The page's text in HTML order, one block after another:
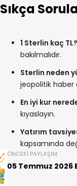
Sıkça
1 Sterlin kaç TL?
bakılmalıdır.
Sterlin neden
jeopolitik haber
En iyi kur
kıyaslayın.
Yatırım
kapsamında
ÖNCEKI PAYLAŞIM
05 Temmuz 2026